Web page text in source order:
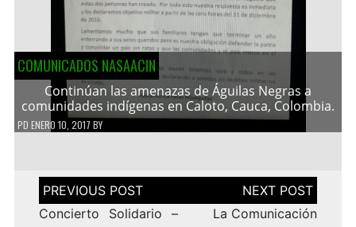
COMUNICADOS NASAACIN
Continúan las amenazas de Águilas Negras a
comunidades indígenas en Caloto, Cauca, Colombia.
PD ENERO 10, 2017 BY
Navegación
de
entradas
Concierto Solidario –
La Comunicación